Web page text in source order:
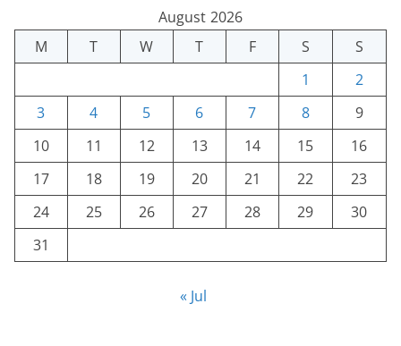
August 2026
M
T W T F S
S
1
2
3
4 5 6 7 8
9
10
11 12 13 14 15
16
17
18 19 20 21 22
23
24
25 26 27 28 29
30
31
« Jul